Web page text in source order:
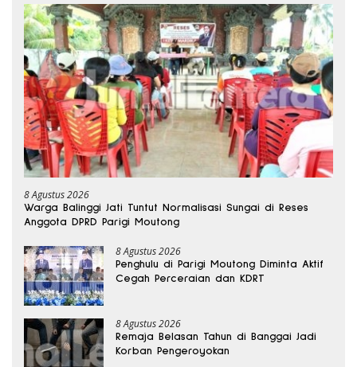
8 Agustus 2026
Warga Balinggi Jati Tuntut Normalisasi Sungai di Reses
Anggota DPRD Parigi Moutong
8 Agustus 2026
Penghulu di Parigi Moutong Diminta Aktif
Cegah Perceraian dan KDRT
8 Agustus 2026
Remaja Belasan Tahun di Banggai Jadi
Korban Pengeroyokan